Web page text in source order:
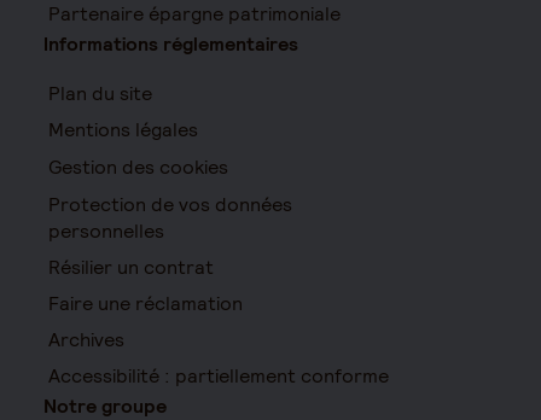
Partenaire épargne patrimoniale
Informations réglementaires
Plan du site
Mentions légales
Gestion des cookies
Protection de vos données
personnelles
Résilier un contrat
Faire une réclamation
Archives
Accessibilité : partiellement conforme
Notre groupe